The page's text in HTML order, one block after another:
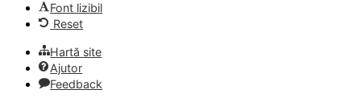
Font lizibil
Reset
Hartă site
Ajutor
Feedback